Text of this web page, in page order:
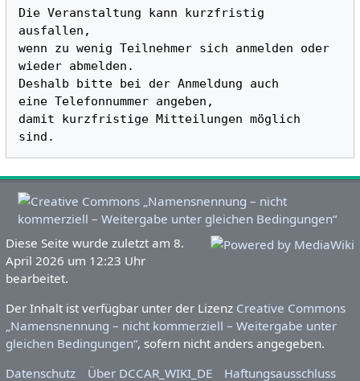
Die Veranstaltung kann kurzfristig
ausfallen,
wenn zu wenig Teilnehmer sich anmelden oder
wieder abmelden.
Deshalb bitte bei der Anmeldung auch
eine Telefonnummer angeben,
damit kurzfristige Mitteilungen möglich
Diese Seite wurde zuletzt am 8.
April 2026 um 12:23 Uhr
bearbeitet.
Der Inhalt ist verfügbar unter der Lizenz Creative Commons
„Namensnennung – nicht kommerziell – Weitergabe unter
gleichen Bedingungen“, sofern nicht anders angegeben.
Datenschutz
Über DCCAR_WIKI_DE Haftungsausschluss